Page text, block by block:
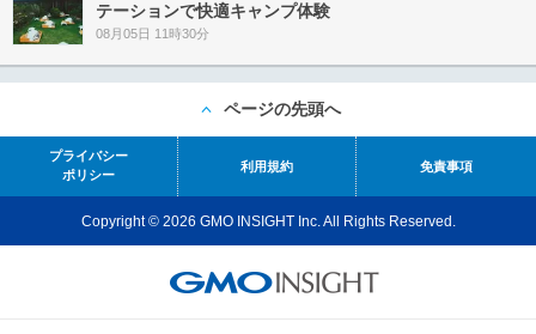
テーションで快適キャンプ体験
08月05日 11時30分
ページの先頭へ
プライバシー
ポリシー
利用規約 免責事項
Copyright © 2026 GMO INSIGHT Inc. All Rights Reserved.